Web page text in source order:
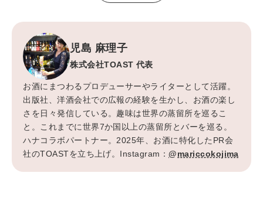
児島 麻理子
株式会社TOAST 代表
お酒にまつわるプロデューサーやライターとして活躍。
出版社、洋酒会社での広報の経験を生かし、お酒の楽し
さを日々発信している。趣味は世界の蒸留所を巡るこ
と。これまでに世界7か国以上の蒸留所とバーを巡る。
ハナコラボパートナー。2025年、お酒に特化したPR会
社のTOASTを立ち上げ。Instagram：@mariccokojima